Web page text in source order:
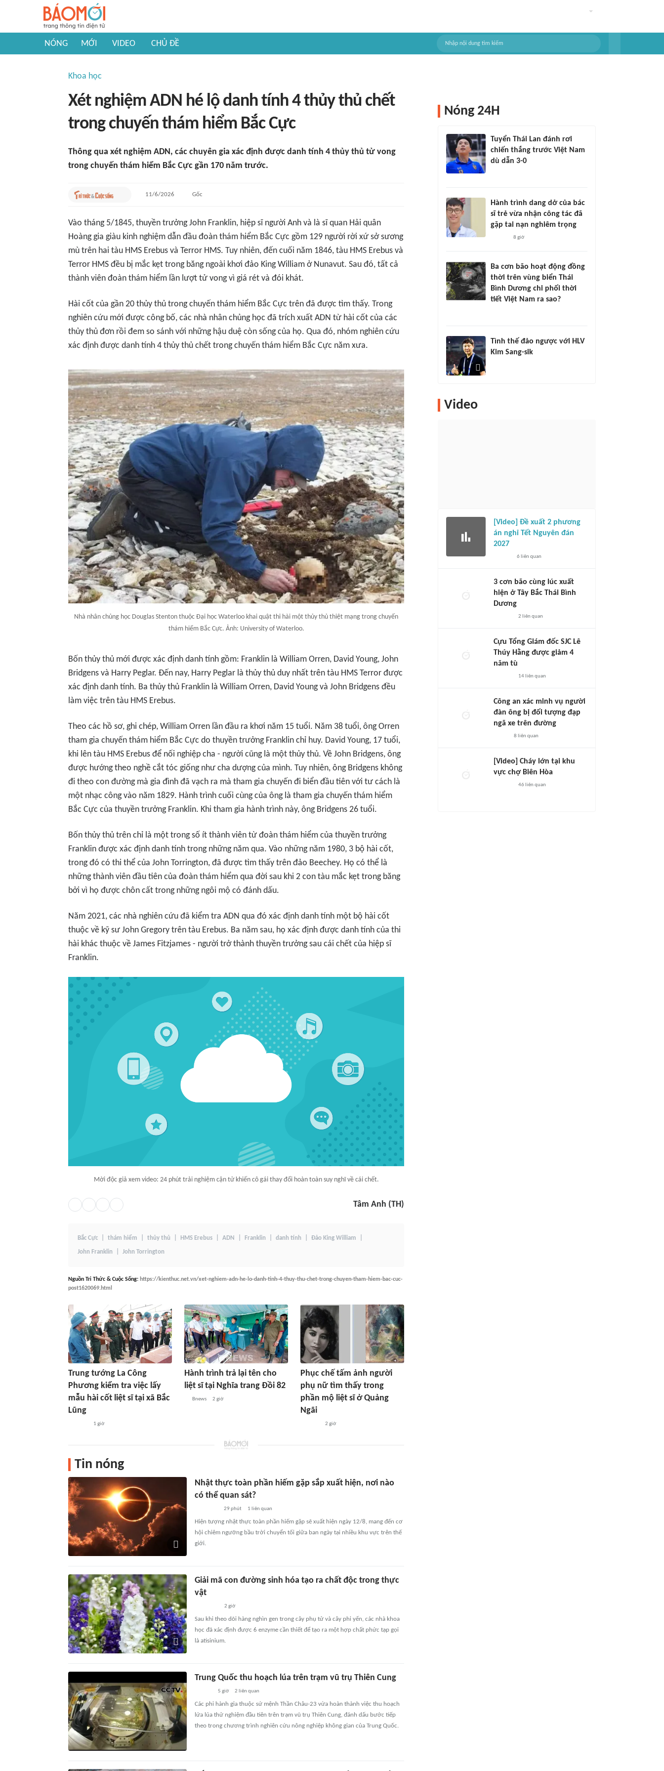
NÓNG MỚI VIDEO CHỦ ĐỀ
Khoa học
Xét nghiệm ADN hé lộ danh tính 4 thủy thủ chết
trong chuyến thám hiểm Bắc Cực
Thông qua xét nghiệm ADN, các chuyên gia xác định được danh tính 4 thủy thủ tử vong
trong chuyến thám hiểm Bắc Cực gần 170 năm trước.
11/6/2026 Gốc
Vào tháng 5/1845, thuyền trưởng John Franklin, hiệp sĩ người Anh và là sĩ quan Hải quân
Hoàng gia giàu kinh nghiệm dẫn đầu đoàn thám hiểm Bắc Cực gồm 129 người rời xứ sở sương
mù trên hai tàu HMS Erebus và Terror HMS. Tuy nhiên, đến cuối năm 1846, tàu HMS Erebus và
Terror HMS đều bị mắc kẹt trong băng ngoài khơi đảo King William ở Nunavut. Sau đó, tất cả
thành viên đoàn thám hiểm lần lượt tử vong vì giá rét và đói khát.
Hài cốt của gần 20 thủy thủ trong chuyến thám hiểm Bắc Cực trên đã được tìm thấy. Trong
nghiên cứu mới được công bố, các nhà nhân chủng học đã trích xuất ADN từ hài cốt của các
thủy thủ đơn rồi đem so sánh với những hậu duệ còn sống của họ. Qua đó, nhóm nghiên cứu
xác định được danh tính 4 thủy thủ chết trong chuyến thám hiểm Bắc Cực năm xưa.
Nhà nhân chủng học Douglas Stenton thuộc Đại học Waterloo khai quật thi hài một thủy thủ thiệt mạng trong chuyến
thám hiểm Bắc Cực. Ảnh: University of Waterloo.
Bốn thủy thủ mới được xác định danh tính gồm: Franklin là William Orren, David Young, John
Bridgens và Harry Peglar. Đến nay, Harry Peglar là thủy thủ duy nhất trên tàu HMS Terror được
xác định danh tính. Ba thủy thủ Franklin là William Orren, David Young và John Bridgens đều
làm việc trên tàu HMS Erebus.
Theo các hồ sơ, ghi chép, William Orren lần đầu ra khơi năm 15 tuổi. Năm 38 tuổi, ông Orren
tham gia chuyến thám hiểm Bắc Cực do thuyền trưởng Franklin chỉ huy. David Young, 17 tuổi,
khi lên tàu HMS Erebus để nối nghiệp cha - người cũng là một thủy thủ. Về John Bridgens, ông
được hướng theo nghề cắt tóc giống như cha dượng của mình. Tuy nhiên, ông Bridgens không
đi theo con đường mà gia đình đã vạch ra mà tham gia chuyến đi biển đầu tiên với tư cách là
một nhạc công vào năm 1829. Hành trình cuối cùng của ông là tham gia chuyến thám hiểm
Bắc Cực của thuyền trưởng Franklin. Khi tham gia hành trình này, ông Bridgens 26 tuổi.
Bốn thủy thủ trên chỉ là một trong số ít thành viên từ đoàn thám hiểm của thuyền trưởng
Franklin được xác định danh tính trong những năm qua. Vào những năm 1980, 3 bộ hài cốt,
trong đó có thi thể của John Torrington, đã được tìm thấy trên đảo Beechey. Họ có thể là
những thành viên đầu tiên của đoàn thám hiểm qua đời sau khi 2 con tàu mắc kẹt trong băng
bởi vì họ được chôn cất trong những ngôi mộ có đánh dấu.
Năm 2021, các nhà nghiên cứu đã kiểm tra ADN qua đó xác định danh tính một bộ hài cốt
thuộc về kỹ sư John Gregory trên tàu Erebus. Ba năm sau, họ xác định được danh tính của thi
hài khác thuộc về James Fitzjames - người trở thành thuyền trưởng sau cái chết của hiệp sĩ
Franklin.
Mời độc giả xem video: 24 phút trải nghiệm cận tử khiến cô gái thay đổi hoàn toàn suy nghĩ về cái chết.
Tâm Anh (TH)
Bắc Cực thám hiểm thủy thủ HMS Erebus ADN Franklin danh tính Đảo King William
John Franklin John Torrington
Nguồn Tri Thức & Cuộc Sống: https://kienthuc.net.vn/xet-nghiem-adn-he-lo-danh-tinh-4-thuy-thu-chet-trong-chuyen-tham-hiem-bac-cuc-
post1620069.html
Trung tướng La Công
Phương kiểm tra việc lấy
mẫu hài cốt liệt sĩ tại xã Bắc
Lũng
1 giờ
Hành trình trả lại tên cho
liệt sĩ tại Nghĩa trang Đồi 82
Bnews 2 giờ
Phục chế tấm ảnh người
phụ nữ tìm thấy trong
phần mộ liệt sĩ ở Quảng
Ngãi
2 giờ
Tin nóng
Nhật thực toàn phần hiếm gặp sắp xuất hiện, nơi nào
có thể quan sát?
29 phút 1 liên quan
Hiện tượng nhật thực toàn phần hiếm gặp sẽ xuất hiện ngày 12/8, mang đến cơ
hội chiêm ngưỡng bầu trời chuyển tối giữa ban ngày tại nhiều khu vực trên thế
giới.
Giải mã con đường sinh hóa tạo ra chất độc trong thực
vật
2 giờ
Sau khi theo dõi hàng nghìn gen trong cây phụ tử và cây phi yến, các nhà khoa
học đã xác định được 6 enzyme cần thiết để tạo ra một hợp chất phức tạp gọi
là atisinium.
Trung Quốc thu hoạch lúa trên trạm vũ trụ Thiên Cung
5 giờ 2 liên quan
Các phi hành gia thuộc sứ mệnh Thần Châu-23 vừa hoàn thành việc thu hoạch
lứa lúa thử nghiệm đầu tiên trên trạm vũ trụ Thiên Cung, đánh dấu bước tiếp
theo trong chương trình nghiên cứu nông nghiệp không gian của Trung Quốc.
Nóng 24H
Tuyển Thái Lan đánh rơi
chiến thắng trước Việt Nam
dù dẫn 3-0
Hành trình dang dở của bác
sĩ trẻ vừa nhận công tác đã
gặp tai nạn nghiêm trọng
8 giờ
Ba cơn bão hoạt động đồng
thời trên vùng biển Thái
Bình Dương chi phối thời
tiết Việt Nam ra sao?
Tình thế đảo ngược với HLV
Kim Sang-sik
Video
[Video] Đề xuất 2 phương
án nghỉ Tết Nguyên đán
2027
6 liên quan
3 cơn bão cùng lúc xuất
hiện ở Tây Bắc Thái Bình
Dương
2 liên quan
Cựu Tổng Giám đốc SJC Lê
Thúy Hằng được giảm 4
năm tù
14 liên quan
Công an xác minh vụ người
đàn ông bị đối tượng đạp
ngã xe trên đường
8 liên quan
[Video] Cháy lớn tại khu
vực chợ Biên Hòa
46 liên quan